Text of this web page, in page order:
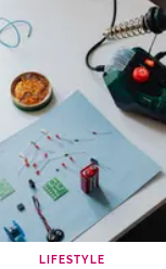
LIFESTYLE